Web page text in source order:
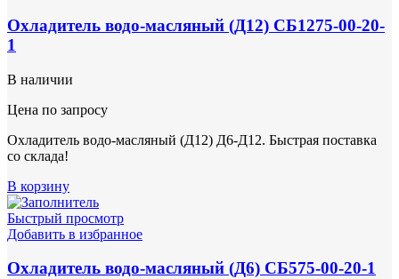
Охладитель водо-масляный (Д12) СБ1275-00-20-
1
В наличии
Цена по запросу
Охладитель водо-масляный (Д12) Д6-Д12. Быстрая поставка
со склада!
В корзину
Быстрый просмотр
Добавить в избранное
Охладитель водо-масляный (Д6) СБ575-00-20-1